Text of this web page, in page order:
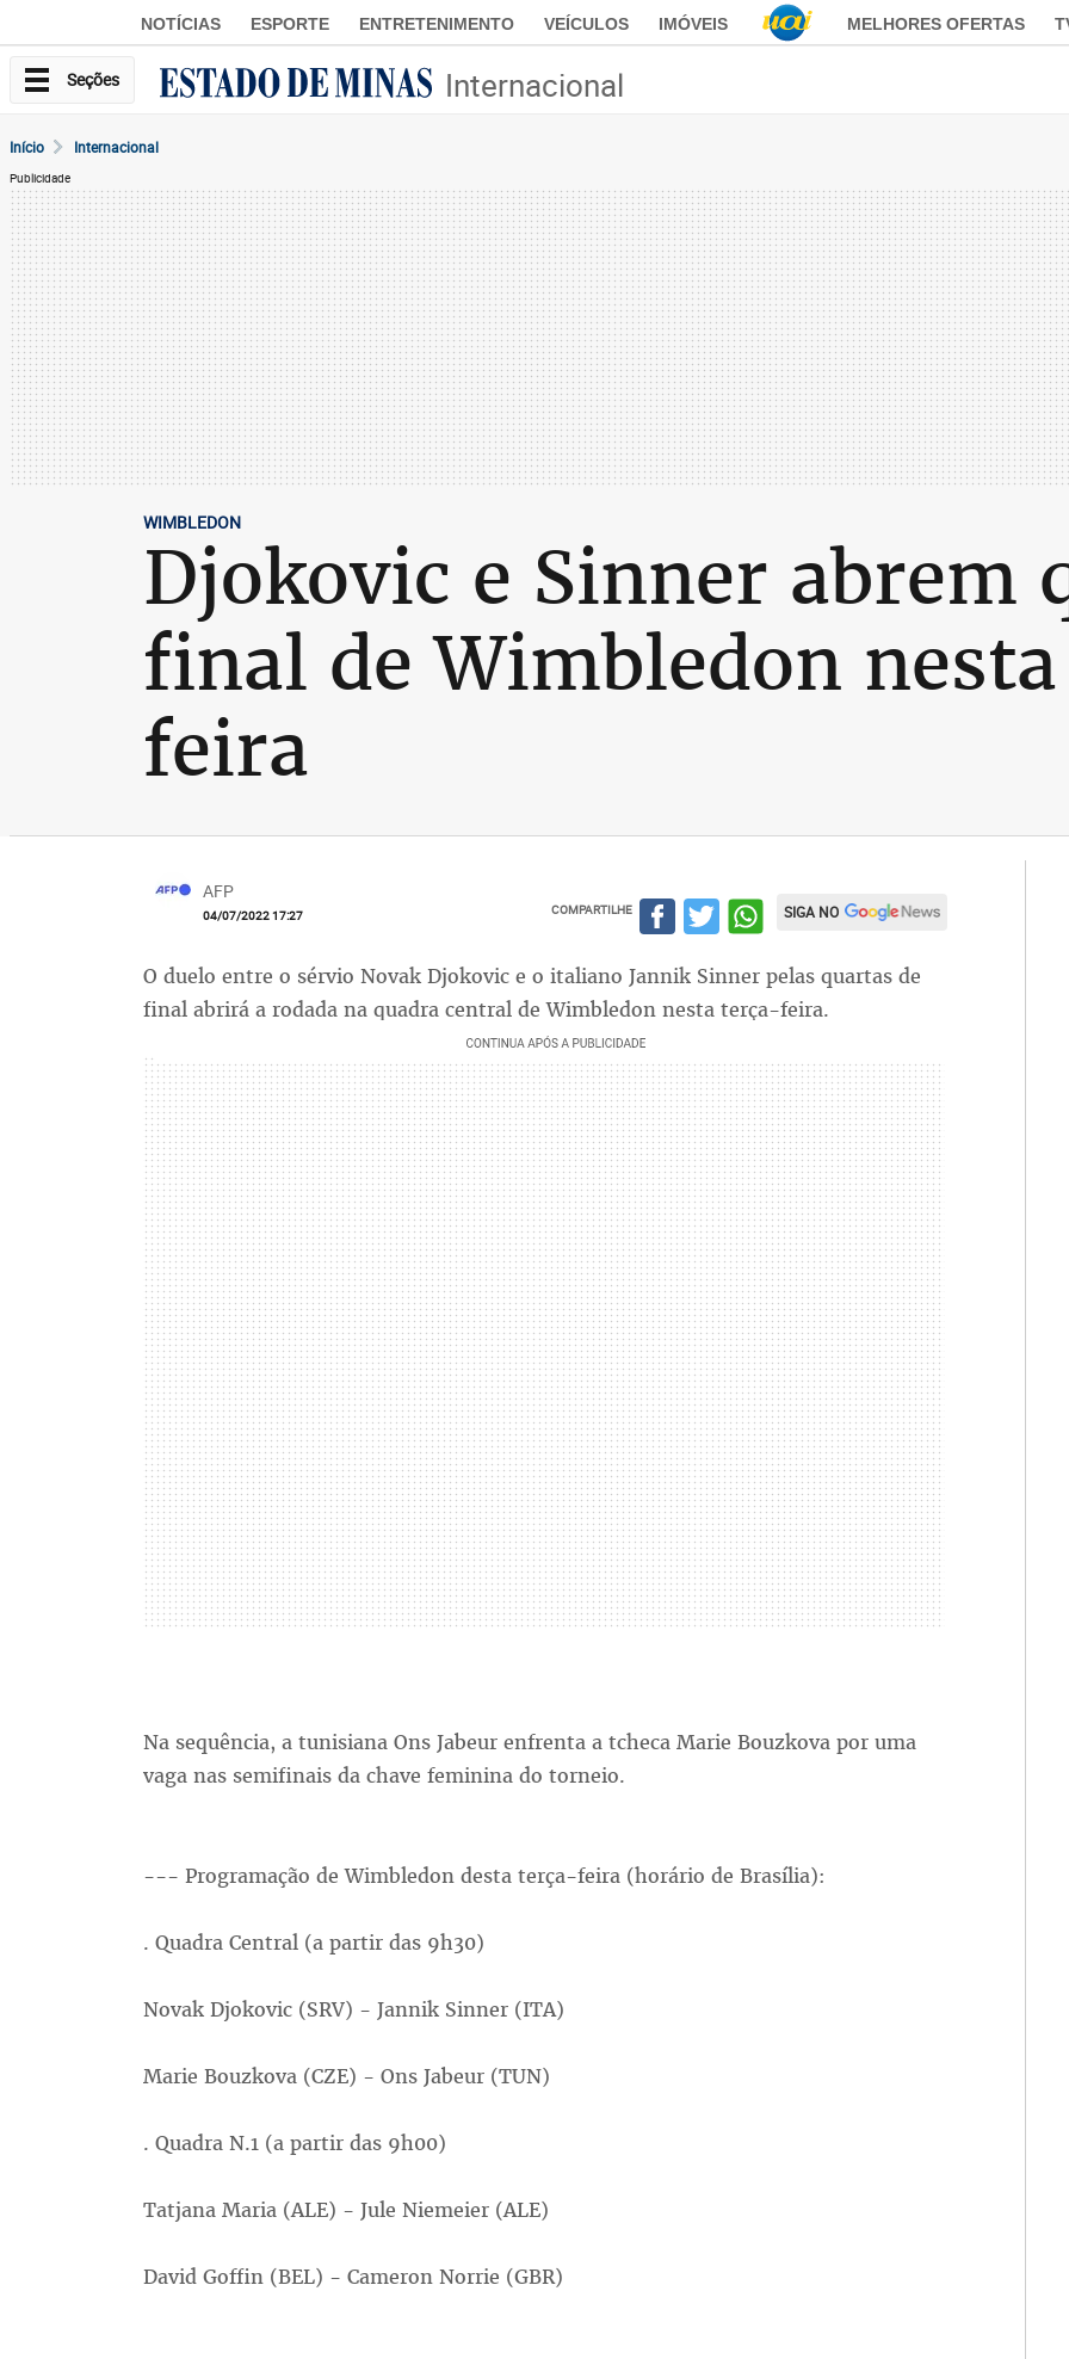
NOTÍCIAS ESPORTE ENTRETENIMENTO VEÍCULOS IMÓVEIS MELHORES OFERTAS
Seções Internacional
Início Internacional
Publicidade
WIMBLEDON
Djokovic e Sinner abrem
final de Wimbledon
feira
AFP
04/07/2022 17:27 COMPARTILHE SIGA NO
O duelo entre o sérvio Novak Djokovic e o italiano Jannik Sinner pelas quartas de
final abrirá a rodada na quadra central de Wimbledon nesta terça-feira.
Na sequência, a tunisiana Ons Jabeur enfrenta a tcheca Marie Bouzkova por uma
vaga nas semifinais da chave feminina do torneio.
--- Programação de Wimbledon desta terça-feira (horário de Brasília):
. Quadra Central (a partir das 9h30)
Novak Djokovic (SRV) - Jannik Sinner (ITA)
Marie Bouzkova (CZE) - Ons Jabeur (TUN)
. Quadra N.1 (a partir das 9h00)
Tatjana Maria (ALE) - Jule Niemeier (ALE)
David Goffin (BEL) - Cameron Norrie (GBR)